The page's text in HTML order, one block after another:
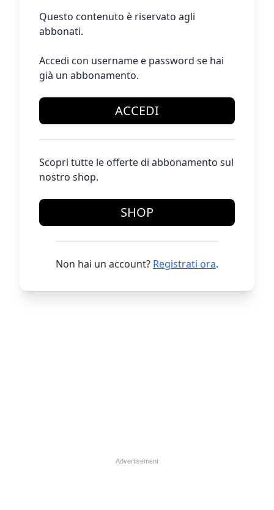
Questo contenuto è riservato agli
abbonati.
Accedi con username e password se hai
già un abbonamento.
ACCEDI
Scopri tutte le offerte di abbonamento sul
nostro shop.
SHOP
Non hai un account? Registrati ora.